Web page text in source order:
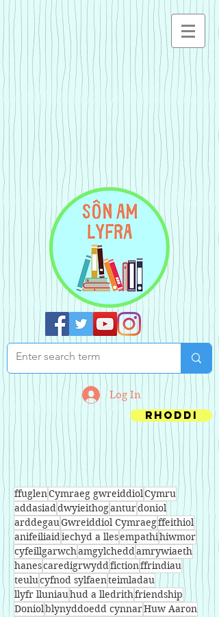
Log In
Rhoddi
ffuglenCymraeg gwreiddiolCymru
addasiaddwyieithoganturdoniol
arddegauGwreiddiol Cymraegffeithiol
anifeiliaidiechyd a llesempathihiwmor
cyfeillgarwchamgylcheddamrywiaeth
hanescaredigrwyddfictionffrindiau
teulucyfnod sylfaenteimladau
llyfr lluniauhud a lledrithfriendship
Doniolblynyddoedd cynnarHuw Aaron